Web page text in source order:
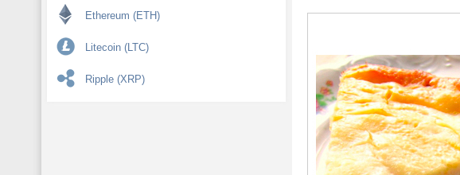
Ethereum (ETH)
Litecoin (LTC)
Ripple (XRP)